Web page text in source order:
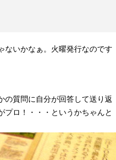
ないかなぁ。火曜発行なのです
の質問に自分が回答して送り返
プロ！・・・というかちゃんと